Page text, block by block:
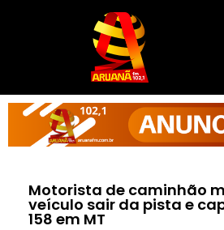
Motorista de caminhão
veículo sair da pista e
158 em MT